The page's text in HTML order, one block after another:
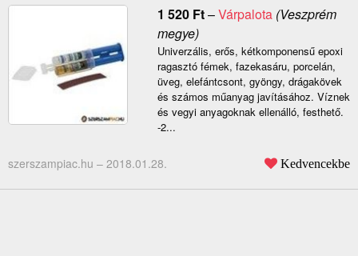
1 520 Ft–Várpalota(Veszprém
megye)
Univerzális, erős, kétkomponensű epoxi
ragasztó fémek, fazekasáru, porcelán,
üveg, elefántcsont, gyöngy, drágakövek
és számos műanyag javításához. Víznek
és vegyi anyagoknak ellenálló, festhető.
-2...
szerszampiac.hu – 2018.01.28. Kedvencekbe